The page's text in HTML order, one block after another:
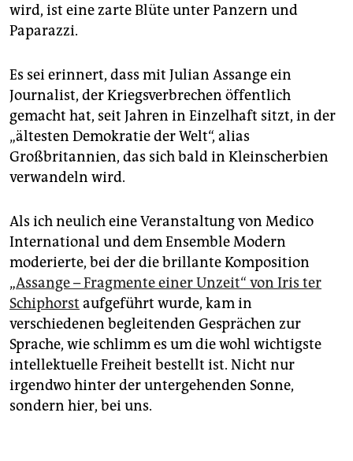
wird, ist eine zarte Blüte unter Panzern und
Paparazzi.
Es sei erinnert, dass mit Julian Assange ein
Journalist, der Kriegsverbrechen öffentlich
gemacht hat, seit Jahren in Einzelhaft sitzt, in der
„ältesten Demokratie der Welt“, alias
Großbritannien, das sich bald in Kleinscherbien
verwandeln wird.
Als ich neulich eine Veranstaltung von Medico
International und dem Ensemble Modern
moderierte, bei der die brillante Komposition
„Assange – Fragmente einer Unzeit“ von Iris ter
Schiphorst aufgeführt wurde, kam in
verschiedenen begleitenden Gesprächen zur
Sprache, wie schlimm es um die wohl wichtigste
intellektuelle Freiheit bestellt ist. Nicht nur
irgendwo hinter der untergehenden Sonne,
sondern hier, bei uns.